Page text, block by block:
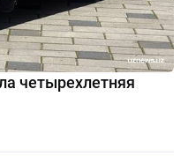
четырехлетняя